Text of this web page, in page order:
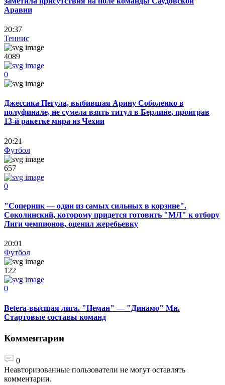
Аравии
20:37
Теннис
4089
0
Джессика Пегула, выбившая Арину Соболенко в
полуфинале, не сумела взять титул в Берлине, проиграв
13-й ракетке мира из Чехии
20:21
Футбол
657
0
"Соперник — один из самых сильных в корзине".
Соколинский, которому придется готовить "МЛ" к отбору
Лиги чемпионов, оценил жеребьевку
20:01
Футбол
122
0
Betera-высшая лига. "Неман" — "Динамо" Мн.
Стартовые составы команд
Комментарии
0
Неавторизованные пользователи не могут оставлять
комментарии.